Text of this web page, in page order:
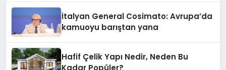
İtalyan General Cosimato: Avrupa’da
kamuoyu barıştan yana
Hafif Çelik Yapı Nedir, Neden Bu
Kadar Popüler?